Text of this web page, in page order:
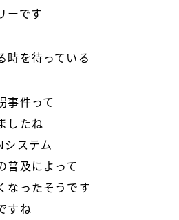
ーです
時を待っている
事件って
したね
システム
普及によって
なったそうです
すね